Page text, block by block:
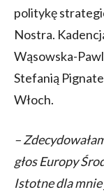
politykę
Nostra.
Wąsowska-
Stefanią
Włoch.
–
głos Europy
Istotne dla